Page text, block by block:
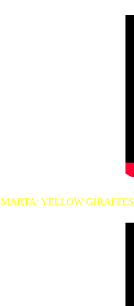
MARTA: YELLOW GIRAFFES